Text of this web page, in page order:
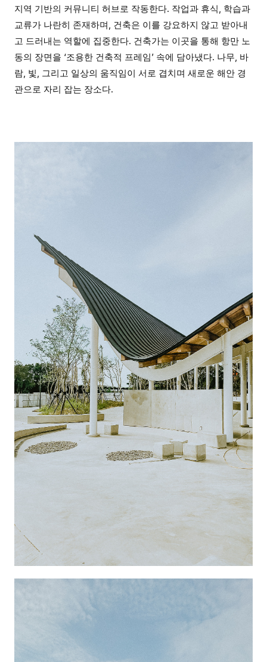
지역 기반의 커뮤니티 허브로 작동한다. 작업과 휴식, 학습과
교류가 나란히 존재하며, 건축은 이를 강요하지 않고 받아내
고 드러내는 역할에 집중한다. 건축가는 이곳을 통해 항만 노
동의 장면을 ‘조용한 건축적 프레임’ 속에 담아냈다. 나무, 바
람, 빛, 그리고 일상의 움직임이 서로 겹치며 새로운 해안 경
관으로 자리 잡는 장소다.